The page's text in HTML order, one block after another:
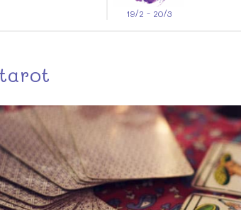
19/2 - 20/3